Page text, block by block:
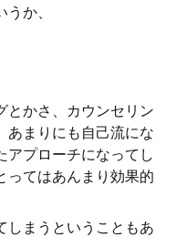
か、
とかさ、カウンセリン
あまりにも自己流にな
アプローチになってし
ってはあんまり効果的
しまうということもあ